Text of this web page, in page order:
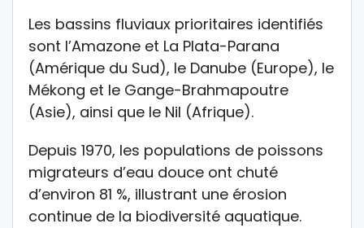
Les bassins fluviaux prioritaires identifiés
sont l’Amazone et La Plata-Parana
(Amérique du Sud), le Danube (Europe), le
Mékong et le Gange-Brahmapoutre
(Asie), ainsi que le Nil (Afrique).
Depuis 1970, les populations de poissons
migrateurs d’eau douce ont chuté
d’environ 81 %, illustrant une érosion
continue de la biodiversité aquatique.